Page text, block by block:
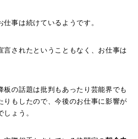
事は続けているようです。
言されたということもなく、お仕事は
板の話題は批判もあったり芸能界でも
りもしたので、今後のお仕事に影響が
ょう。